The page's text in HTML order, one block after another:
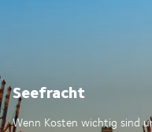
Seefracht
Wenn Kosten wichtig sind